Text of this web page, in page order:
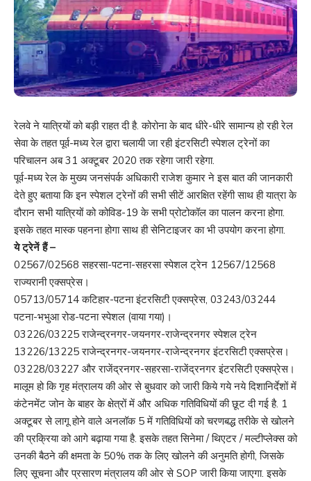
रेलवे ने यात्रियों को बड़ी राहत दी है. कोरोना के बाद धीरे-धीरे सामान्य हो रही रेल
सेवा के तहत पूर्व-मध्य रेल द्वारा चलायी जा रही इंटरसिटी स्पेशल ट्रेनों का
परिचालन अब 31 अक्टूबर 2020 तक रहेगा जारी रहेगा.
पूर्व-मध्य रेल के मुख्य जनसंपर्क अधिकारी राजेश कुमार ने इस बात की जानकारी
देते हुए बताया कि इन स्पेशल ट्रेनों की सभी सीटें आरक्षित रहेंगी साथ ही यात्रा के
दौरान सभी यात्रियों को कोविड-19 के सभी प्रोटोकॉल का पालन करना होगा.
इसके तहत मास्क पहनना होगा साथ ही सेनिटाइजर का भी उपयोग करना होगा.
ये ट्रेनें हैं –
02567/02568 सहरसा-पटना-सहरसा स्पेशल ट्रेन 12567/12568
राज्यरानी एक्सप्रेस।
05713/05714 कटिहार-पटना इंटरसिटी एक्सप्रेस, 03243/03244
पटना-भभुआ रोड-पटना स्पेशल (वाया गया)।
03226/03225 राजेन्द्रनगर-जयनगर-राजेन्द्रनगर स्पेशल ट्रेन
13226/13225 राजेन्द्रनगर-जयनगर-राजेन्द्रनगर इंटरसिटी एक्सप्रेस।
03228/03227 और राजेंद्रनगर-सहरसा-राजेंद्रनगर इंटरसिटी एक्सप्रेस।
मालूम हो कि गृह मंत्रालय की ओर से बुधवार को जारी किये गये नये दिशानिर्देशों में
कंटेनमेंट जोन के बाहर के क्षेत्रों में और अधिक गतिविधियों की छूट दी गई है. 1
अक्टूबर से लागू होने वाले अनलॉक 5 में गतिविधियों को चरणबद्ध तरीके से खोलने
की प्रक्रिया को आगे बढ़ाया गया है. इसके तहत सिनेमा / थिएटर / मल्टीप्लेक्स को
उनकी बैठने की क्षमता के 50% तक के लिए खोलने की अनुमति होगी, जिसके
लिए सूचना और प्रसारण मंत्रालय की ओर से SOP जारी किया जाएगा. इसके